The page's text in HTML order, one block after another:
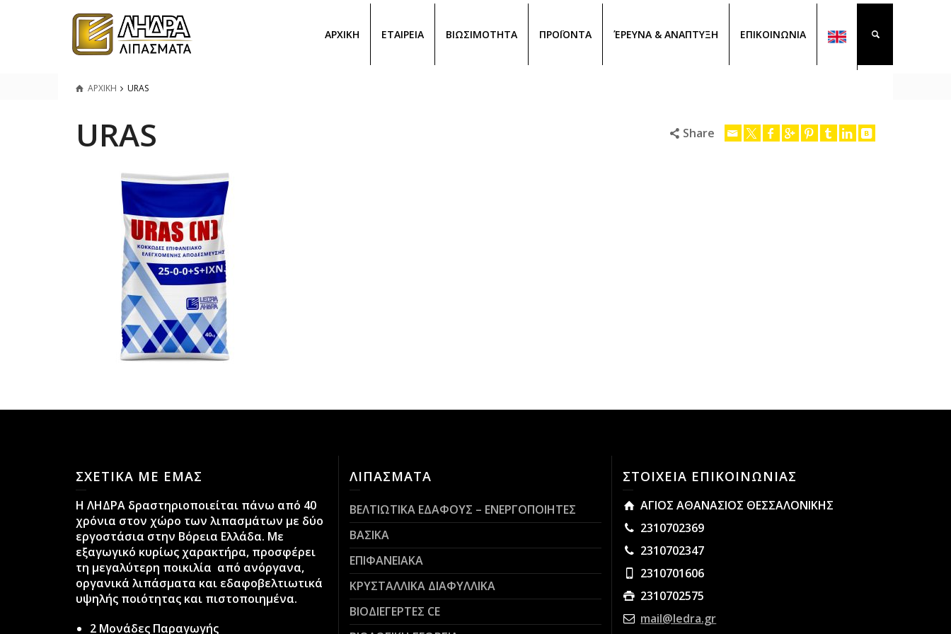
ΑΡΧΙΚΗ ΕΤΑΙΡΕΙΑ ΒΙΩΣΙΜΟΤΗΤΑ ΠΡΟΪΟΝΤΑ ΈΡΕΥΝΑ & ΑΝΑΠΤΥΞΗ ΕΠΙΚΟΙΝΩΝΙΑ
ΑΡΧΙΚΗ URAS
URAS Share
ΣΧΕΤΙΚΑ ΜΕ ΕΜΑΣ
H ΛΗΔΡΑ δραστηριοποιείται πάνω από 40
χρόνια στον χώρο των λιπασμάτων με δύο
εργοστάσια στην Βόρεια Ελλάδα. Με
εξαγωγικό κυρίως χαρακτήρα, προσφέρει
τη μεγαλύτερη ποικιλία από ανόργανα,
οργανικά λιπάσματα και εδαφοβελτιωτικά
υψηλής ποιότητας και πιστοποιημένα.
2 Μονάδες Παραγωγής
ΛΙΠΑΣΜΑΤΑ
ΒΕΛΤΙΩΤΙΚΑ ΕΔΑΦΟΥΣ – ΕΝΕΡΓΟΠΟΙΗΤΕΣ
ΒΑΣΙΚΑ
ΕΠΙΦΑΝΕΙΑΚΑ
ΚΡΥΣΤΑΛΛΙΚΑ ΔΙΑΦΥΛΛΙΚΑ
ΒΙΟΔΙΕΓΕΡΤΕΣ CE
ΣΤΟΙΧΕΙΑ ΕΠΙΚΟΙΝΩΝΙΑΣ
ΑΓΙΟΣ ΑΘΑΝΑΣΙΟΣ ΘΕΣΣΑΛΟΝΙΚΗΣ
2310702369
2310702347
2310701606
2310702575
mail@ledra.gr